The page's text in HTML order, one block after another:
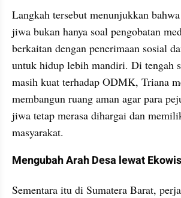
Langkah tersebut menunjukkan
jiwa bukan hanya soal pengobatan
berkaitan dengan penerimaan sosial
untuk hidup lebih mandiri. Di tengah
masih kuat terhadap ODMK, Triana
membangun ruang aman agar para
jiwa tetap merasa dihargai dan
masyarakat.
Mengubah Arah Desa lewat
Sementara itu di Sumatera Barat,